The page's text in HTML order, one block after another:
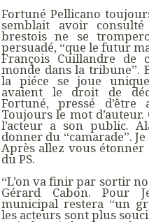
Fortuné Pellicano
semblait avoir
brestois ne se
persuadé, “que le futur
François Cuillandre de
monde dans la tribune”.
la piéce se joue
avaient le droit de
Fortuné, pressé
Toujours le mot d’auteur.
l’acteur a son public.
donner du “camarade”.
Après allez vous
du PS.
“L’on va finir par sortir
Gérard Cabon. Pour
municipal restera “un
les acteurs sont plus